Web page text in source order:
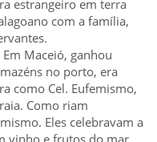
estrangeiro em terra
com a família,
Maceió, ganhou
no porto, era
como Cel. Eufemismo,
Como riam
Eles celebravam a
vinho e frutos do mar.